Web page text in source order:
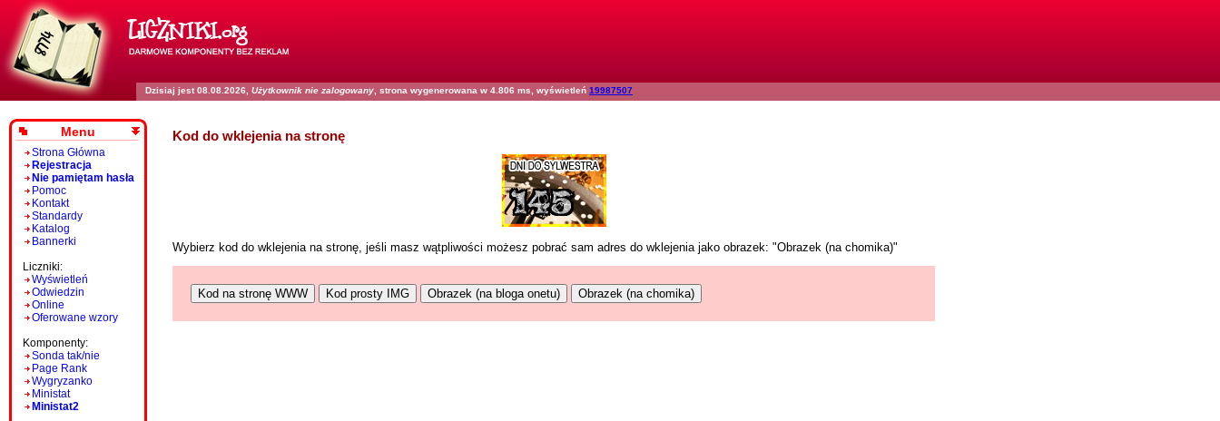
Dzisiaj jest 08.08.2026, Użytkownik nie zalogowany , strona wygenerowana w 4.806 ms, wyświetleń 19987507
Menu
Strona Główna
Rejestracja
Nie pamiętam hasła
Pomoc
Kontakt
Standardy
Katalog
Bannerki
Liczniki:
Wyświetleń
Odwiedzin
Online
Oferowane wzory
Komponenty:
Sonda tak/nie
Page Rank
Wygryzanko
Ministat
Ministat2
Kod do wklejenia na stronę
Wybierz kod do wklejenia na stronę, jeśli masz wątpliwości możesz pobrać sam adres do wklejenia jako obrazek: "Obrazek (na chomika)"
Kod na stronę WWW Kod prosty IMG Obrazek (na bloga onetu) Obrazek (na chomika)